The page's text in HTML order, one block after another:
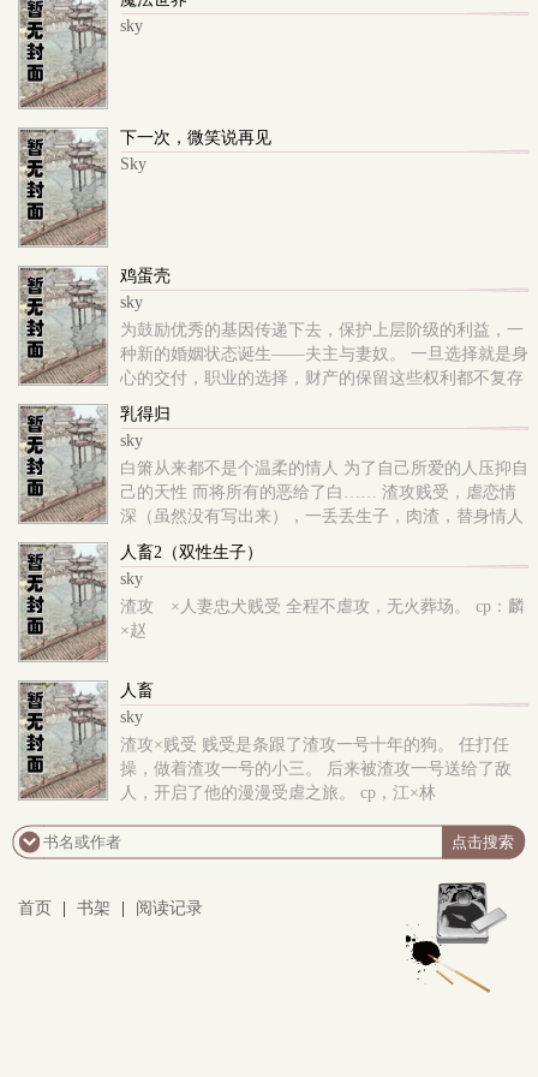
sky
下一次，微笑说再见
Sky
鸡蛋壳
sky
为鼓励优秀的基因传递下去，保护上层阶级的利益，一
种新的婚姻状态诞生——夫主与妻奴。 一旦选择就是身
心的交付，职业的选择，财产的保留这些权利都不复存
在，所有的一切个人权利都归于夫主。 第一个伴侣为妻
奴享有拥有第二个配偶权的权利，第一个伴侣为妻则不
享有。 极少数夫妻会选择这种婚姻状态，除了一些下层
阶级男性女性想要优渥的生活，上层阶级也想拥有第二
配偶权才会选择缔结。 设定:同性婚姻合法，年龄设定
为10
乳得归
sky
白箫从来都不是个温柔的情人 为了自己所爱的人压抑自
己的天性 而将所有的恶给了白…… 渣攻贱受，虐恋情
深（虽然没有写出来），一丢丢生子，肉渣，替身情人
一发完，文笔差，努力将文案写的吸引人一点 乳：生
子，文名就是生子得归√
人畜2（双性生子）
sky
渣攻 ×人妻忠犬贱受 全程不虐攻，无火葬场。 cp：麟
×赵
人畜
sky
渣攻×贱受 贱受是条跟了渣攻一号十年的狗。 任打任
操，做着渣攻一号的小三。 后来被渣攻一号送给了敌
人，开启了他的漫漫受虐之旅。 cp，江×林
首页 书架 阅读记录